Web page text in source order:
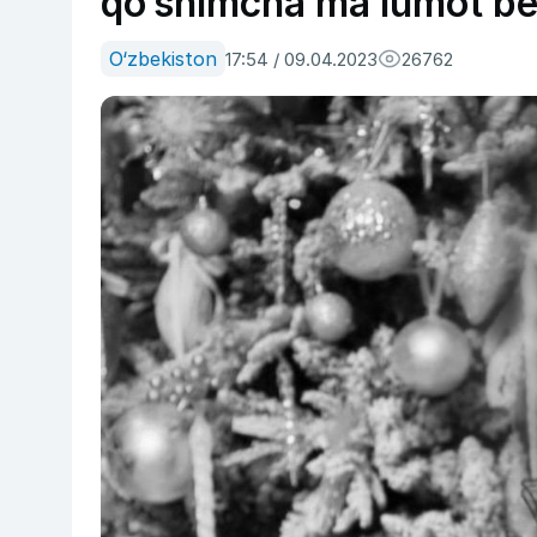
O‘zbekiston 17:54 / 09.04.2023 26762